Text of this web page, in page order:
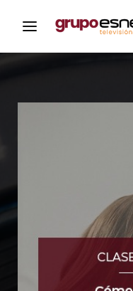
Para iniciar
Dirección de correo